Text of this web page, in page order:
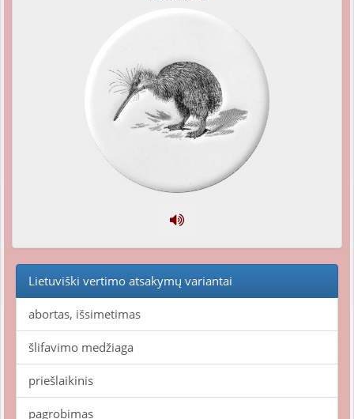
Lietuviški vertimo atsakymų variantai
abortas, išsimetimas
šlifavimo medžiaga
priešlaikinis
pagrobimas